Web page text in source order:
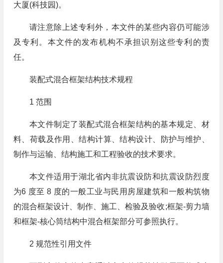
大厦(科技园)。
请注意除上述专利外，本文件的某些内容仍可能涉
及专利。本文件的发布机构不承担识别这些专利的责
任。
装配式混合框架结构技术规程
1 范围
本文件制定了装配式混合框架结构的基本规定、材
料、荷载及作用、结构计算、结构设计、防护与维护、
制作与运输、结构施工和工程验收的技术要求。
本文件适用于湖北省内非抗震设防和抗震设防烈度
为6 度至 8 度的一般工业与民用房屋建筑和一般构筑物
的混合框架设计、制作、施工、检验及验收;框架-剪力墙
和框架-核心筒结构中混合框架部分可参照执行。
2 规范性引用文件